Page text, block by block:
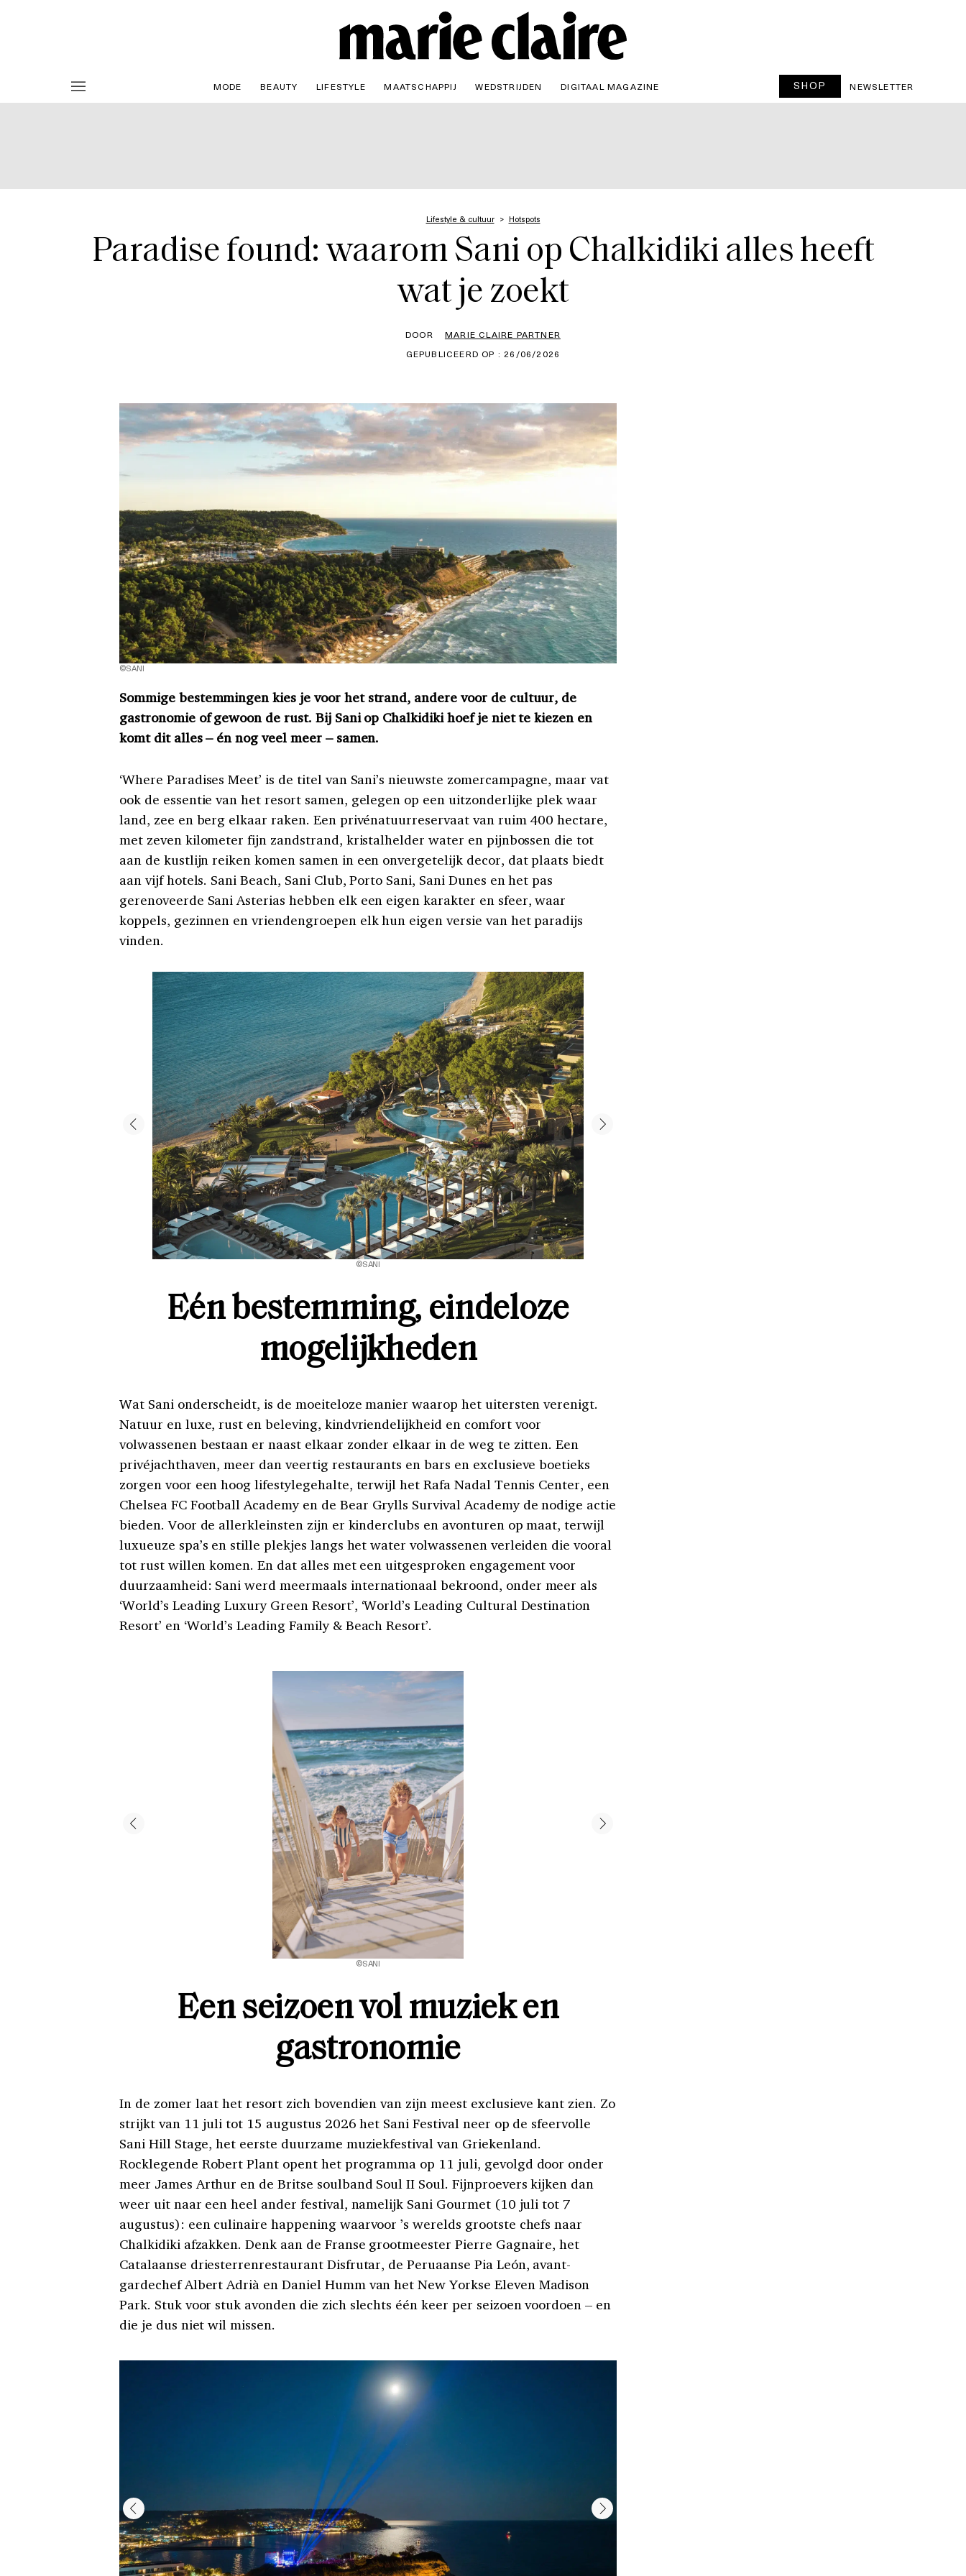
MODE BEAUTY LIFESTYLE MAATSCHAPPIJ WEDSTRIJDEN DIGITAAL MAGAZINE SHOP NEWSLETTER
Lifestyle & cultuur Hotspots
Paradise found: waarom Sani op Chalkidiki alles heeft
wat je zoekt
DOOR
MARIE CLAIRE PARTNER
GEPUBLICEERD OP : 26/06/2026
©SANI
Sommige bestemmingen kies je voor het strand, andere voor de cultuur, de
gastronomie of gewoon de rust. Bij Sani op Chalkidiki hoef je niet te kiezen en
komt dit alles – én nog veel meer – samen.
‘Where Paradises Meet’ is de titel van Sani’s nieuwste zomercampagne, maar vat
ook de essentie van het resort samen, gelegen op een uitzonderlijke plek waar
land, zee en berg elkaar raken. Een privénatuurreservaat van ruim 400 hectare,
met zeven kilometer fijn zandstrand, kristalhelder water en pijnbossen die tot
aan de kustlijn reiken komen samen in een onvergetelijk decor, dat plaats biedt
aan vijf hotels. Sani Beach, Sani Club, Porto Sani, Sani Dunes en het pas
gerenoveerde Sani Asterias hebben elk een eigen karakter en sfeer, waar
koppels, gezinnen en vriendengroepen elk hun eigen versie van het paradijs
vinden.
©SANI
Eén bestemming, eindeloze
mogelijkheden
Wat Sani onderscheidt, is de moeiteloze manier waarop het uitersten verenigt.
Natuur en luxe, rust en beleving, kindvriendelijkheid en comfort voor
volwassenen bestaan er naast elkaar zonder elkaar in de weg te zitten. Een
privéjachthaven, meer dan veertig restaurants en bars en exclusieve boetieks
zorgen voor een hoog lifestylegehalte, terwijl het Rafa Nadal Tennis Center, een
Chelsea FC Football Academy en de Bear Grylls Survival Academy de nodige actie
bieden. Voor de allerkleinsten zijn er kinderclubs en avonturen op maat, terwijl
luxueuze spa’s en stille plekjes langs het water volwassenen verleiden die vooral
tot rust willen komen. En dat alles met een uitgesproken engagement voor
duurzaamheid: Sani werd meermaals internationaal bekroond, onder meer als
‘World’s Leading Luxury Green Resort’, ‘World’s Leading Cultural Destination
Resort’ en ‘World’s Leading Family & Beach Resort’.
©SANI
Een seizoen vol muziek en
gastronomie
In de zomer laat het resort zich bovendien van zijn meest exclusieve kant zien. Zo
strijkt van 11 juli tot 15 augustus 2026 het Sani Festival neer op de sfeervolle
Sani Hill Stage, het eerste duurzame muziekfestival van Griekenland.
Rocklegende Robert Plant opent het programma op 11 juli, gevolgd door onder
meer James Arthur en de Britse soulband Soul II Soul. Fijnproevers kijken dan
weer uit naar een heel ander festival, namelijk Sani Gourmet (10 juli tot 7
augustus): een culinaire happening waarvoor ’s werelds grootste chefs naar
Chalkidiki afzakken. Denk aan de Franse grootmeester Pierre Gagnaire, het
Catalaanse driesterrenrestaurant Disfrutar, de Peruaanse Pia León, avant-
gardechef Albert Adrià en Daniel Humm van het New Yorkse Eleven Madison
Park. Stuk voor stuk avonden die zich slechts één keer per seizoen voordoen – en
die je dus niet wil missen.